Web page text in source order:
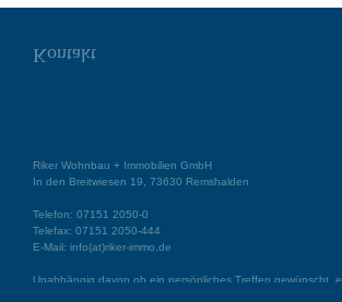
Kontakt
Riker Wohnbau + Immobilien GmbH
In den Breitwiesen 19, 73630 Remshalden
Telefon: 07151 2050-0
Telefax: 07151 2050-444
E-Mail: info(at)riker-immo.de
Unabhängig davon ob ein persönliches Treffen gewünscht,